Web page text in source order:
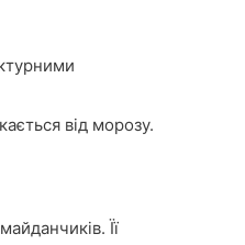
від морозу.
Її